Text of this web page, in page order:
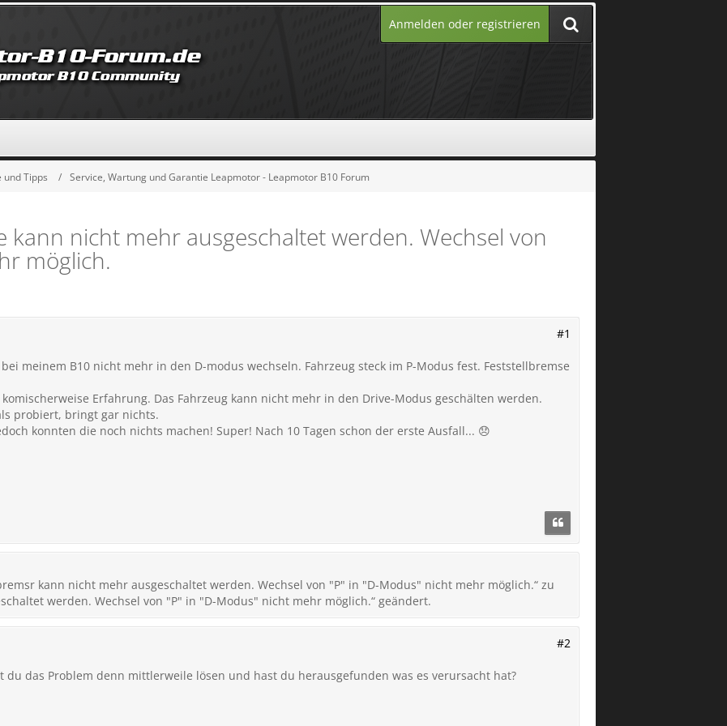
Anmelden oder registrieren
und Tipps Service, Wartung und Garantie Leapmotor - Leapmotor B10 Forum
kann nicht mehr ausgeschaltet werden. Wechsel von
möglich.
#1
meinem B10 nicht mehr in den D-modus wechseln. Fahrzeug steck im P-Modus fest. Feststellbremse
Erfahrung. Das Fahrzeug kann nicht mehr in den Drive-Modus geschälten werden.
probiert, bringt gar nichts.
konnten die noch nichts machen! Super! Nach 10 Tagen schon der erste Ausfall... 😞
kann nicht mehr ausgeschaltet werden. Wechsel von "P" in "D-Modus" nicht mehr möglich.“ zu
werden. Wechsel von "P" in "D-Modus" nicht mehr möglich.“ geändert.
#2
du das Problem denn mittlerweile lösen und hast du herausgefunden was es verursacht hat?